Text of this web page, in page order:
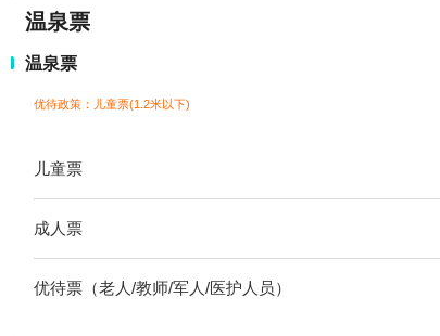
温泉票
温泉票
优待政策：儿童票(1.2米以下)
儿童票
成人票
优待票（老人/教师/军人/医护人员）